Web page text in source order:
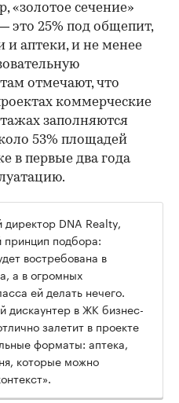
«золотое сечение»
это 25% под общепит,
и аптеки, и не менее
отмечают, что
коммерческие
заполняются
53% площадей
в первые два года
DNA Realty,
принцип подбора:
востребована в
а в огромных
ей делать нечего.
дискаунтер в ЖК бизнес-
залетит в проекте
форматы: аптека,
которые можно